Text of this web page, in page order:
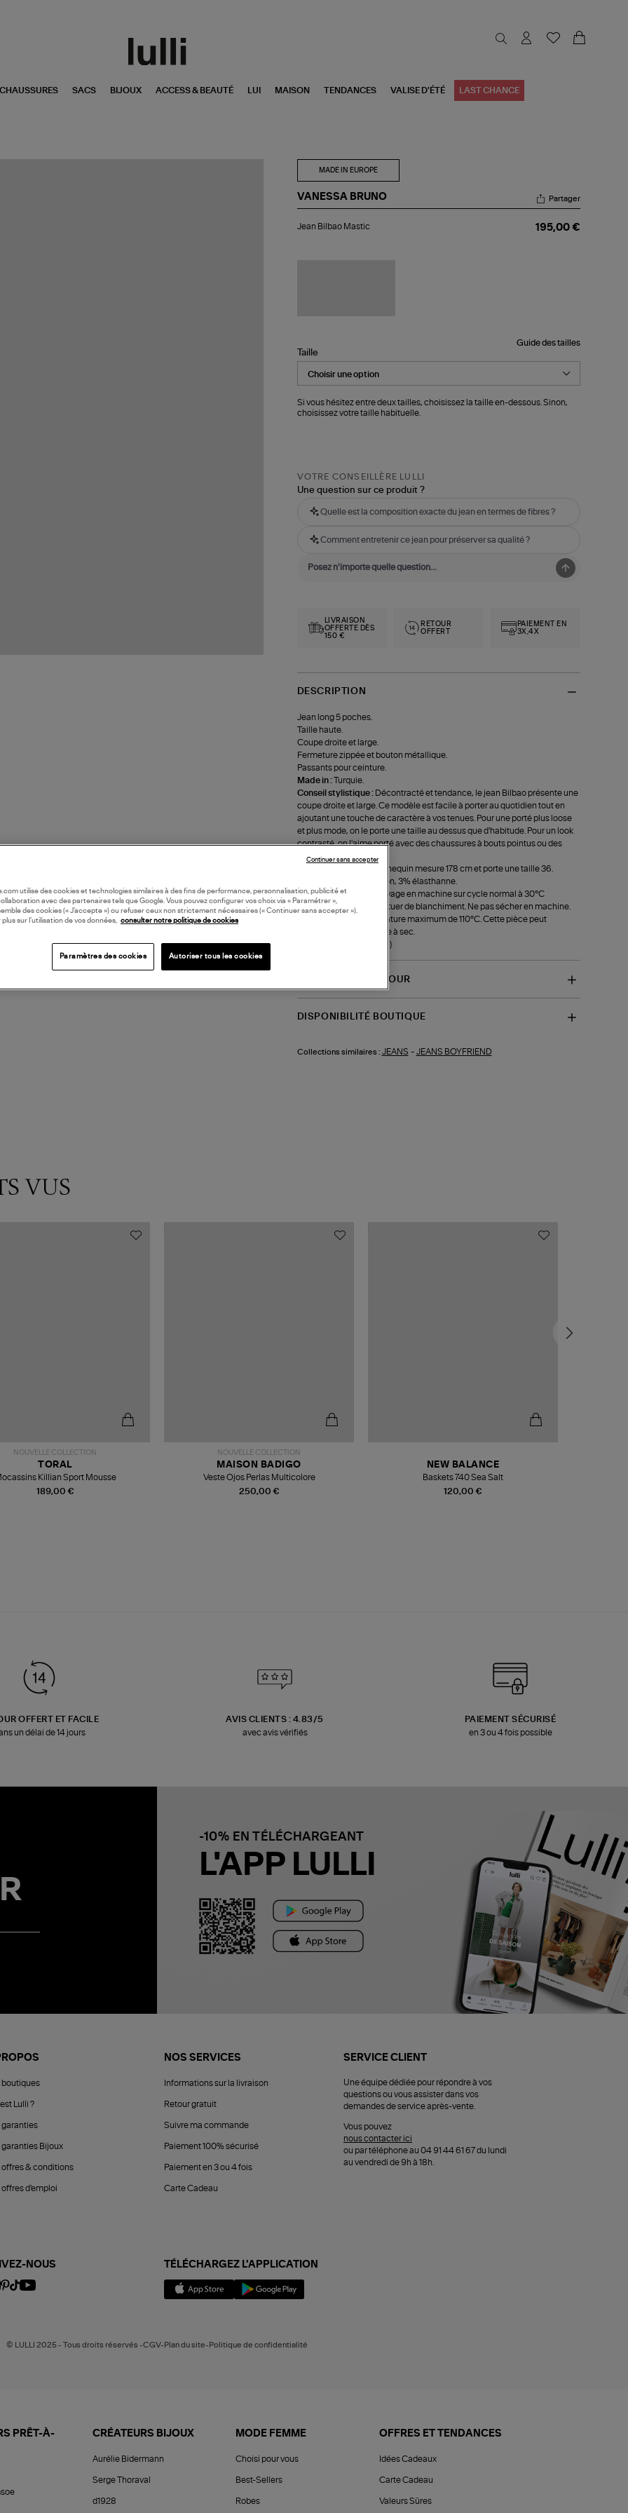
CHAUSSURES SACS BIJOUX ACCESS & BEAUTÉ LUI MAISON TENDANCES VALISE D'ÉTÉ LAST CHANCE
MADE IN EUROPE
VANESSA BRUNO
Bilbao
Partager
Jean Bilbao Mastic 195,00 €
Guide des tailles
Taille
Si vous hésitez entre deux tailles, choisissez la taille en-dessous. Sinon,
choisissez votre taille habituelle.
VOTRE CONSEILLÈRE LULLI
Une question sur ce produit ?
Quelle est la composition exacte du jean en termes de fibres ?
Comment entretenir ce jean pour préserver sa qualité ?
LIVRAISON
OFFERTE DÈS
150 €
RETOUR
OFFERT
PAIEMENT EN
3X,4X
DESCRIPTION
Jean long 5 poches.
Taille haute.
Coupe droite et large.
Fermeture zippée et bouton métallique.
Passants pour ceinture.
Made in :Turquie.
Conseil stylistique : Décontracté et tendance, le jean Bilbao présente une
coupe droite et large. Ce modèle est facile à porter au quotidien tout en
ajoutant une touche de caractère à vos tenues. Pour une porté plus loose
et plus mode, on le porte une taille au dessus que d'habitude. Pour un look
contrasté, on l'aime porté avec des chaussures à bouts pointus ou des
tongues.
Le mannequin mesure 178 cm et porte une taille 36.
97% coton, 3% élasthanne.
Conseil d'entretien :
Lavage en machine sur cycle normal à 30°C
maximum. Ne pas effectuer de blanchiment. Ne pas sécher en machine.
Repasser à une température maximum de 110°C. Cette pièce peut
également être nettoyée à sec.
(ref-2HVA61V04012029)
LIVRAISON ET RETOUR
DISPONIBILITÉ BOUTIQUE
Collections similaires : JEANS - JEANS BOYFRIEND
VUS
NOUVELLE COLLECTION
189,00 €
TORAL
Killian Sport Mousse
NOUVELLE COLLECTION
250,00 €
MAISON BADIGO
Veste Ojos Perlas Multicolore
120,00 €
NEW BALANCE
Baskets 740 Sea Salt
OFFERT ET FACILE
un délai de 14 jours
AVIS CLIENTS : 4.83/5
avec avis vérifiés
PAIEMENT SÉCURISÉ
en 3 ou 4 fois possible
-10% EN TÉLÉCHARGEANT
L'APP LULLI
boutiques
Lulli ?
garanties
garanties Bijoux
offres & conditions
offres d'emploi
NOS SERVICES
Informations sur la livraison
Retour gratuit
Suivre ma commande
Paiement 100% sécurisé
Paiement en 3 ou 4 fois
Carte Cadeau
SERVICE CLIENT
Une équipe dédiée pour répondre à vos
questions ou vous assister dans vos
demandes de service après-vente.
Vous pouvez
nous contacter ici
ou par téléphone au 04 91 44 61 67 du lundi
au vendredi de 9h à 18h.
NOUS TÉLÉCHARGEZ L'APPLICATION
© LULLI 2025 - Tous droits réservés -CGV-Plan du site-Politique de confidentialité
PRÊT-À-
CRÉATEURS BIJOUX
Aurélie Bidermann
Serge Thoraval
d1928
MODE FEMME
Choisi pour vous
Best-Sellers
Robes
OFFRES ET TENDANCES
Idées Cadeaux
Carte Cadeau
Valeurs Sûres
utilise des cookies et technologies similaires à des fins de performance, personnalisation, publicité et
avec des partenaires tels que Google. Vous pouvez configurer vos choix via « Paramétrer »,
des cookies (« J’accepte ») ou refuser ceux non strictement nécessaires (« Continuer sans accepter »).
plus sur l’utilisation de vos données,
consulter notre politique de cookies
Paramètres des cookies Autoriser tous les cookies
Continuer sans accepter